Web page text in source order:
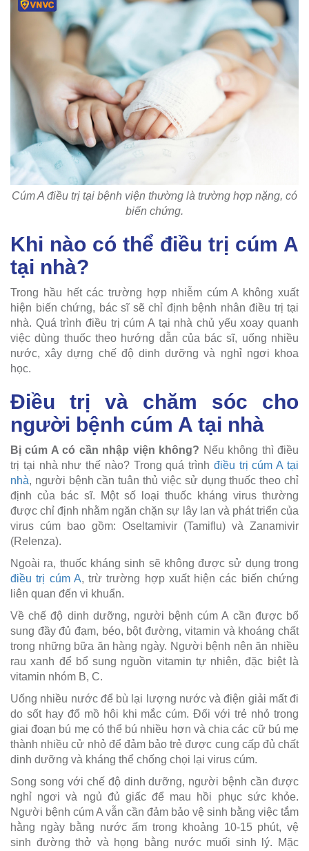
Cúm A điều trị tại bệnh viện thường là trường hợp nặng, có
biến chứng.
Khi nào có thể điều trị cúm A
tại nhà?
Trong hầu hết các trường hợp nhiễm cúm A không xuất
hiện biến chứng, bác sĩ sẽ chỉ định bệnh nhân điều trị tại
nhà. Quá trình điều trị cúm A tại nhà chủ yếu xoay quanh
việc dùng thuốc theo hướng dẫn của bác sĩ, uống nhiều
nước, xây dựng chế độ dinh dưỡng và nghỉ ngơi khoa
học.
Điều trị và chăm sóc cho
người bệnh cúm A tại nhà
Bị cúm A có cần nhập viện không? Nếu không thì điều
trị tại nhà như thế nào? Trong quá trình điều trị cúm A tại
nhà, người bệnh cần tuân thủ việc sử dụng thuốc theo chỉ
định của bác sĩ. Một số loại thuốc kháng virus thường
được chỉ định nhằm ngăn chặn sự lây lan và phát triển của
virus cúm bao gồm: Oseltamivir (Tamiflu) và Zanamivir
(Relenza).
Ngoài ra, thuốc kháng sinh sẽ không được sử dụng trong
điều trị cúm A, trừ trường hợp xuất hiện các biến chứng
liên quan đến vi khuẩn.
Về chế độ dinh dưỡng, người bệnh cúm A cần được bổ
sung đầy đủ đạm, béo, bột đường, vitamin và khoáng chất
trong những bữa ăn hàng ngày. Người bệnh nên ăn nhiều
rau xanh để bổ sung nguồn vitamin tự nhiên, đặc biệt là
vitamin nhóm B, C.
Uống nhiều nước để bù lại lượng nước và điện giải mất đi
do sốt hay đổ mồ hôi khi mắc cúm. Đối với trẻ nhỏ trong
giai đoạn bú mẹ có thể bú nhiều hơn và chia các cữ bú mẹ
thành nhiều cử nhỏ để đảm bảo trẻ được cung cấp đủ chất
dinh dưỡng và kháng thể chống chọi lại virus cúm.
Song song với chế độ dinh dưỡng, người bệnh cần được
nghỉ ngơi và ngủ đủ giấc để mau hồi phục sức khỏe.
Người bệnh cúm A vẫn cần đảm bảo vệ sinh bằng việc tắm
hằng ngày bằng nước ấm trong khoảng 10-15 phút, vệ
sinh đường thở và họng bằng nước muối sinh lý. Mặc